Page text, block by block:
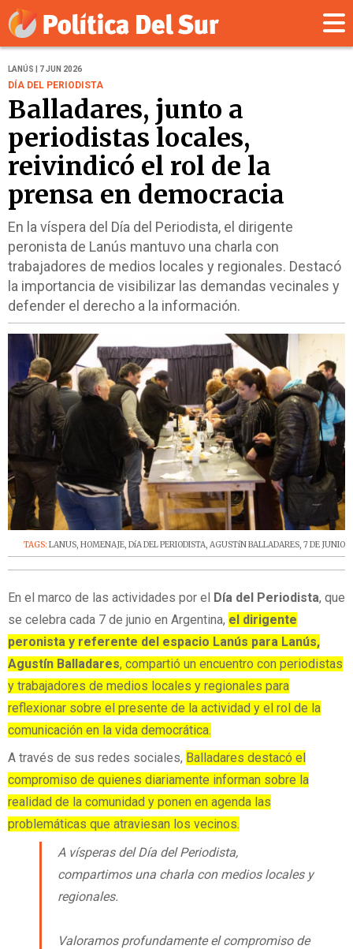
LANÚS | 7 JUN 2026
DÍA DEL PERIODISTA
Balladares, junto a
periodistas locales,
reivindicó el rol de la
prensa en democracia
En la víspera del Día del Periodista, el dirigente
peronista de Lanús mantuvo una charla con
trabajadores de medios locales y regionales. Destacó
la importancia de visibilizar las demandas vecinales y
defender el derecho a la información.
TAGS: LANUS, HOMENAJE, DíA DEL PERIODISTA, AGUSTíN BALLADARES, 7 DE JUNIO
En el marco de las actividades por el Día del Periodista, que
se celebra cada 7 de junio en Argentina, el dirigente
peronista y referente del espacio Lanús para Lanús,
Agustín Balladares, compartió un encuentro con periodistas
y trabajadores de medios locales y regionales para
reflexionar sobre el presente de la actividad y el rol de la
comunicación en la vida democrática.
A través de sus redes sociales, Balladares destacó el
compromiso de quienes diariamente informan sobre la
realidad de la comunidad y ponen en agenda las
problemáticas que atraviesan los vecinos.
A vísperas del Día del Periodista,
compartimos una charla con medios locales y
regionales.
Valoramos profundamente el compromiso de